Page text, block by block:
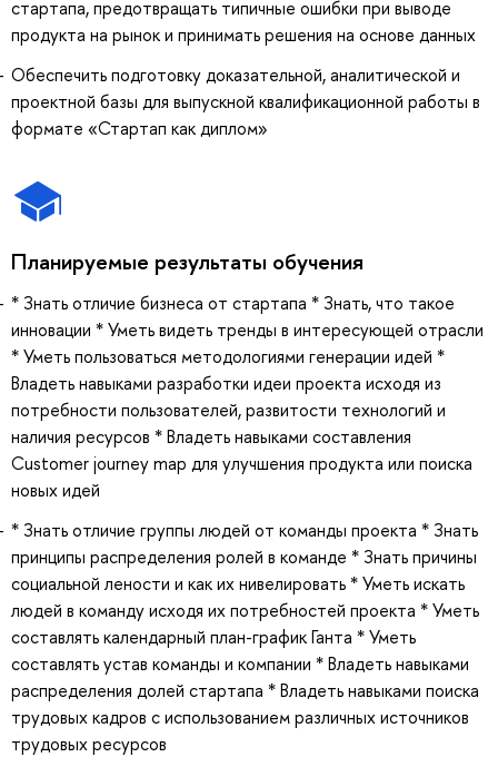
стартапа, предотвращать типичные ошибки при выводе
продукта на рынок и принимать решения на основе данных
Обеспечить подготовку доказательной, аналитической и
проектной базы для выпускной квалификационной работы в
формате «Стартап как диплом»
Планируемые результаты обучения
* Знать отличие бизнеса от стартапа * Знать, что такое
инновации * Уметь видеть тренды в интересующей отрасли
* Уметь пользоваться методологиями генерации идей *
Владеть навыками разработки идеи проекта исходя из
потребности пользователей, развитости технологий и
наличия ресурсов * Владеть навыками составления
Customer journey map для улучшения продукта или поиска
новых идей
* Знать отличие группы людей от команды проекта * Знать
принципы распределения ролей в команде * Знать причины
социальной лености и как их нивелировать * Уметь искать
людей в команду исходя их потребностей проекта * Уметь
составлять календарный план-график Ганта * Уметь
составлять устав команды и компании * Владеть навыками
распределения долей стартапа * Владеть навыками поиска
трудовых кадров с использованием различных источников
трудовых ресурсов